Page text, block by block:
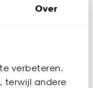
Over
verbeteren.
terwijl andere
Grijs
/ m²